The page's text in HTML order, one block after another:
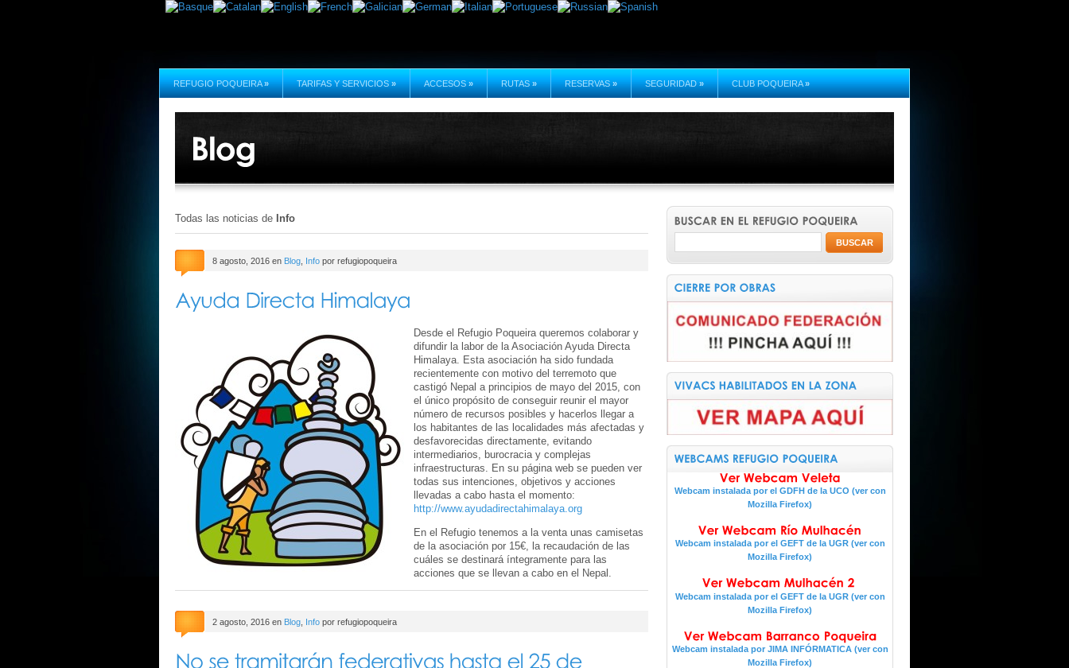
REFUGIO POQUEIRA » TARIFAS Y SERVICIOS » ACCESOS » RUTAS » RESERVAS » SEGURIDAD » CLUB POQUEIRA »
Todas las noticias de Info
8 agosto, 2016 en Blog Info por refugiopoqueira
Desde el Refugio Poqueira queremos colaborar y
difundir la labor de la Asociación Ayuda Directa
Himalaya. Esta asociación ha sido fundada
recientemente con motivo del terremoto que
castigó Nepal a principios de mayo del 2015, con
el único propósito de conseguir reunir el mayor
número de recursos posibles y hacerlos llegar a
los habitantes de las localidades más afectadas y
desfavorecidas directamente, evitando
intermediarios, burocracia y complejas
infraestructuras. En su página web se pueden ver
todas sus intenciones, objetivos y acciones
llevadas a cabo hasta el momento:
http://www.ayudadirectahimalaya.org
En el Refugio tenemos a la venta unas camisetas
de la asociación por 15€, la recaudación de las
cuáles se destinará íntegramente para las
acciones que se llevan a cabo en el Nepal.
2 agosto, 2016 en Blog Info por refugiopoqueira
Webcam instalada por el GDFH de la UCO (ver con
Mozilla Firefox)
Webcam instalada por el GEFT de la UGR (ver con
Mozilla Firefox)
Webcam instalada por el GEFT de la UGR (ver con
Mozilla Firefox)
Webcam instalada por JIMA INFÓRMATICA (ver con
Mozilla Firefox)